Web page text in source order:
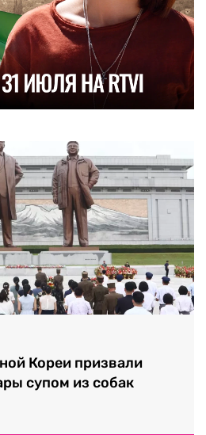
Кореи призвали
супом из собак